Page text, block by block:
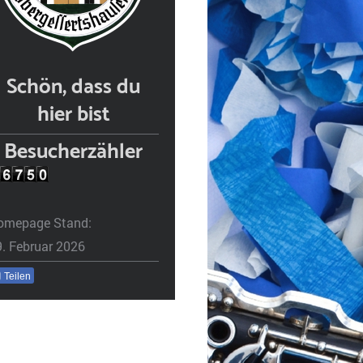
Schön, dass du
hier bist
Besucherzähler
Stand:
Februar 2026
Teilen